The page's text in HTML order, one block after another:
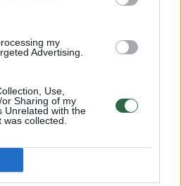
my
Advertising.
Use,
Sharing of my
Unrelated with the
collected.
Daugiau nuotraukų (3)
naminiu limonadu,
citrinų sulčių arba
griežinėlio greipfruto,
nedidelio gabalėlio